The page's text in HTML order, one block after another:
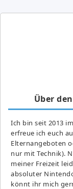
Über
Ich bin seit 2013
erfreue ich euch
Elternangeboten
nur mit Technik).
meiner Freizeit
absoluter
könnt ihr mich